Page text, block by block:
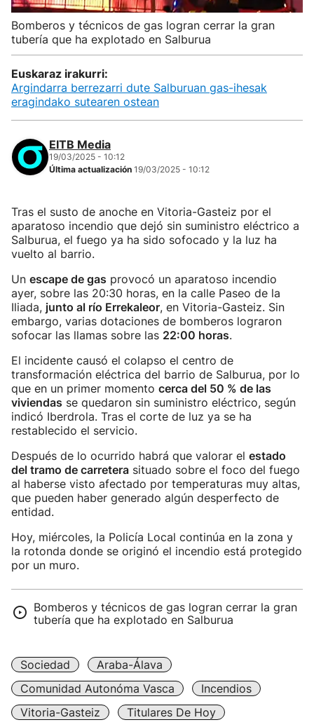
Bomberos y técnicos de gas logran cerrar la gran
tubería que ha explotado en Salburua
Euskaraz irakurri:
Argindarra berrezarri dute Salburuan gas-ihesak
eragindako sutearen ostean
EITB Media
19/03/2025 - 10:12
Última actualización 19/03/2025 - 10:12
Tras el susto de anoche en Vitoria-Gasteiz por el
aparatoso incendio que dejó sin suministro eléctrico a
Salburua, el fuego ya ha sido sofocado y la luz ha
vuelto al barrio.
Un escape de gas provocó un aparatoso incendio
ayer, sobre las 20:30 horas, en la calle Paseo de la
Iliada, junto al río Errekaleor, en Vitoria-Gasteiz. Sin
embargo, varias dotaciones de bomberos lograron
sofocar las llamas sobre las 22:00 horas.
El incidente causó el colapso el centro de
transformación eléctrica del barrio de Salburua, por lo
que en un primer momento cerca del 50 % de las
viviendas se quedaron sin suministro eléctrico, según
indicó Iberdrola. Tras el corte de luz ya se ha
restablecido el servicio.
Después de lo ocurrido habrá que valorar el estado
del tramo de carretera situado sobre el foco del fuego
al haberse visto afectado por temperaturas muy altas,
que pueden haber generado algún desperfecto de
entidad.
Hoy, miércoles, la Policía Local continúa en la zona y
la rotonda donde se originó el incendio está protegido
por un muro.
Bomberos y técnicos de gas logran cerrar la gran
tubería que ha explotado en Salburua
Sociedad
Araba-Álava
Comunidad Autonóma Vasca
Incendios
Vitoria-Gasteiz
Titulares De Hoy